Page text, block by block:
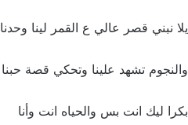
يلا نبني قصر عالي ع القمر لينا وحدنا
والنجوم تشهد علينا وتحكي قصة حبنا
بكرا ليك انت بس والحياه انت وأنا